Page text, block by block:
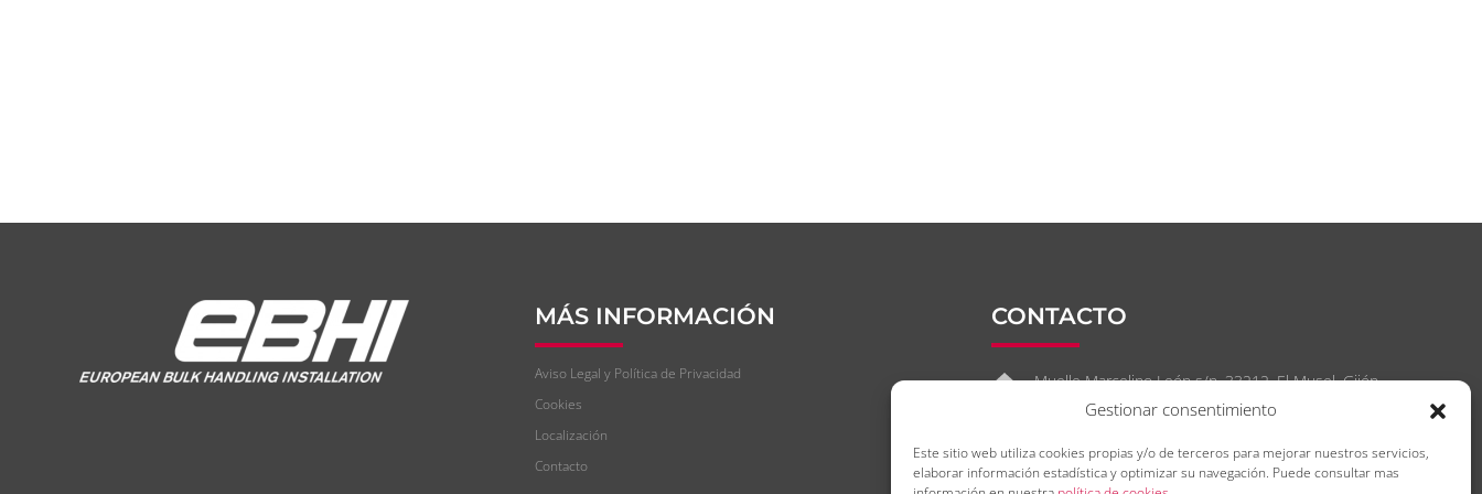
Gestionar consentimiento
Este sitio web utiliza cookies propias y/o de terceros para mejorar nuestros servicios,
elaborar información estadística y optimizar su navegación. Puede consultar mas
MÁS INFORMACIÓN
Aviso Legal y Política de Privacidad
Cookies
Localización
Contacto
CONTACTO
Muelle Marcelino León s/n. 33212. El Musel. Gijón.
Asturias. España
info@ebhi.es